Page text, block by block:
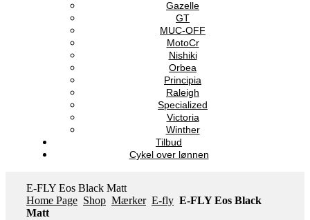
Gazelle
GT
MUC-OFF
MotoCr
Nishiki
Orbea
Principia
Raleigh
Specialized
Victoria
Winther
Tilbud
Cykel over lønnen
E-FLY Eos Black Matt
Home Page Shop Mærker E-fly E-FLY Eos Black
Matt